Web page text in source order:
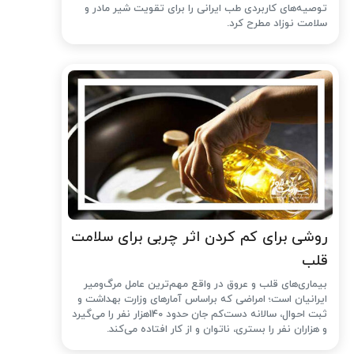
توصیه‌های کاربردی طب ایرانی را برای تقویت شیر مادر و
سلامت نوزاد مطرح کرد.
روشی برای کم کردن اثر چربی برای سلامت
قلب
بیماری‌های قلب و عروق در واقع مهم‌ترین عامل مرگ‌ومیر
ایرانیان است؛ امراضی که براساس آمارهای وزارت بهداشت و
ثبت احوال، سالانه دست‌کم جان حدود 140هزار نفر را می‌گیرد
و هزاران نفر را بستری، ناتوان و از کار افتاده می‌کند.